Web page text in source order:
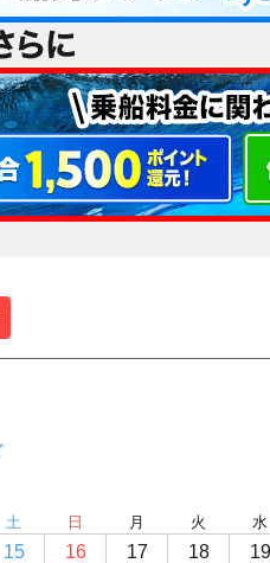
土
15
日
16
月
17
火
18
水
19